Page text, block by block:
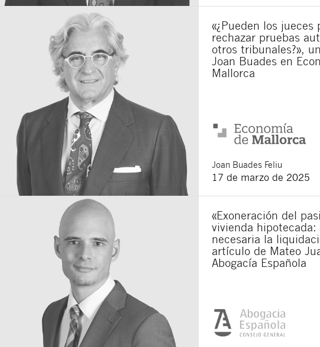
«¿Pueden los jueces
rechazar pruebas
otros tribunales?»,
Joan Buades en
Mallorca
Joan Buades Feliu
17 de marzo de 2025
«Exoneración del
vivienda hipotecada:
necesaria la
artículo de Mateo
Abogacía Española
Acepto recibir
Acepto lascondiciones legales
Al pulsar el botón de envío manifiesta
es Buades Legal S.L. La finalidad es la
otros derechos como se explica en la